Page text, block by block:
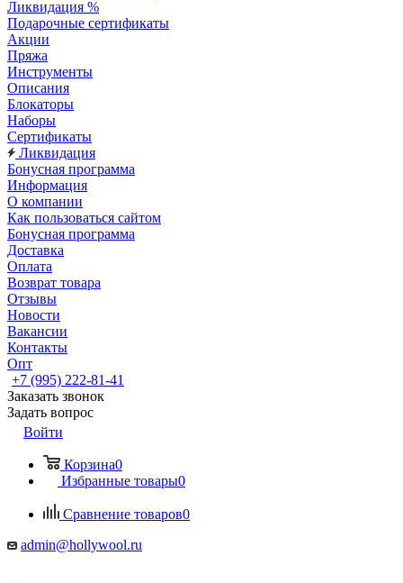
Ликвидация %
Подарочные сертификаты
Акции
Пряжа
Инструменты
Описания
Блокаторы
Наборы
Сертификаты
Ликвидация
Бонусная программа
Информация
О компании
Как пользоваться сайтом
Бонусная программа
Доставка
Оплата
Возврат товара
Отзывы
Новости
Вакансии
Контакты
Опт
+7 (995) 222-81-41
Заказать звонок
Задать вопрос
Войти
Корзина0
Избранные товары0
Сравнение товаров0
admin@hollywool.ru